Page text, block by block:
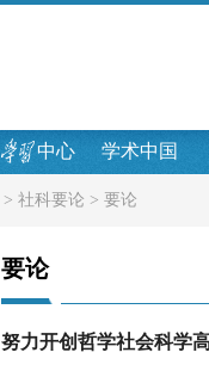
中心 学术中国
> 社科要论 > 要论
要论
努力开创哲学社会科学